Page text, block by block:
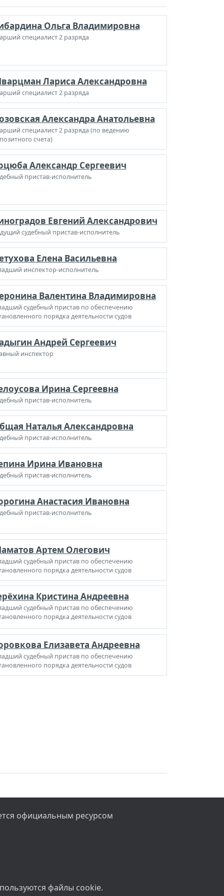
Ольга Владимировна
специалист 2 разряда
Лариса Александровна
специалист 2 разряда
Александра Анатольевна
специалист 2 разряда (по ведению
счета)
Александр Сергеевич
пристав-исполнитель
Евгений Александрович
судебный пристав-исполнитель
Елена Васильевна
инспектор-исполнитель
Валентина Владимировна
судебный пристав по обеспечению
порядка деятельности судов
Андрей Сергеевич
инспектор
Ирина Сергеевна
пристав-исполнитель
Наталья Александровна
пристав-исполнитель
Ирина Ивановна
пристав-исполнитель
Анастасия Ивановна
пристав-исполнитель
Артем Олегович
судебный пристав по обеспечению
порядка деятельности судов
Кристина Андреевна
судебный пристав по обеспечению
порядка деятельности судов
Елизавета Андреевна
судебный пристав по обеспечению
порядка деятельности судов
официальным ресурсом
файлы cookie.